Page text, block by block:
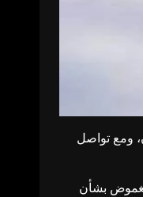
ومع تواصل
مع استمرار الغموض بشأن